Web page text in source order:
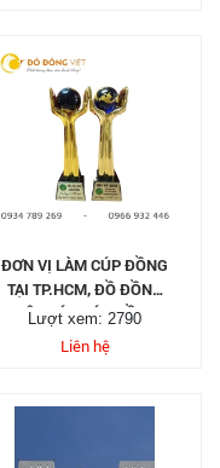
ĐƠN VỊ LÀM CÚP ĐỒNG
TẠI TP.HCM, ĐỒ ĐỒNG
VIỆT ĐÚC CÚP ĐỒNG
THEO YÊU CẦU
Lượt xem: 2790
Liên hệ